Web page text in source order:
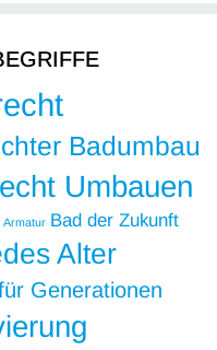
Badumbau
Umbauen
Armatur Bad der Zukunft
Alter
Generationen